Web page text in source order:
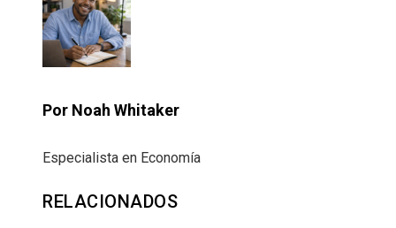
Por Noah Whitaker
Especialista en Economía
RELACIONADOS